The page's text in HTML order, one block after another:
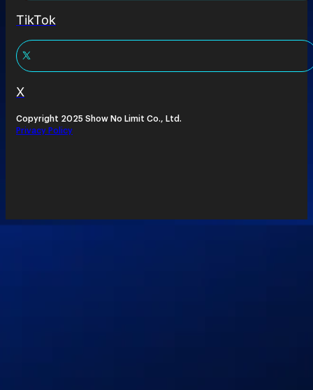
TikTok
X
Copyright 2025 Show No Limit Co., Ltd.
Privacy Policy